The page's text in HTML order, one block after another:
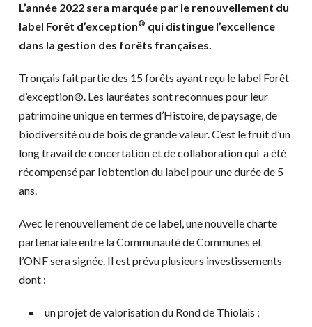
L’année 2022 sera marquée par le renouvellement du
label Forêt d’exception® qui distingue l’excellence
dans la gestion des forêts françaises.
Tronçais fait partie des 15 forêts ayant reçu le label Forêt
d’exception®. Les lauréates sont reconnues pour leur
patrimoine unique en termes d’Histoire, de paysage, de
biodiversité ou de bois de grande valeur. C’est le fruit d’un
long travail de concertation et de collaboration qui a été
récompensé par l’obtention du label pour une durée de 5
ans.
Avec le renouvellement de ce label, une nouvelle charte
partenariale entre la Communauté de Communes et
l’ONF sera signée. Il est prévu plusieurs investissements
dont :
un projet de valorisation du Rond de Thiolais ;